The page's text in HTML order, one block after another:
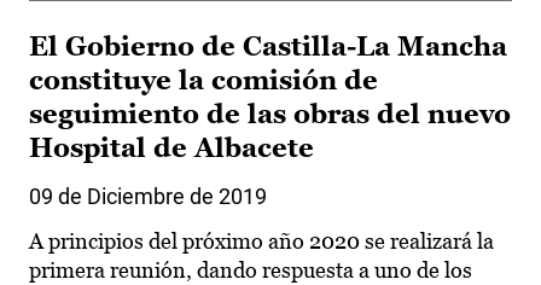
El Gobierno de Castilla-La Mancha
constituye la comisión de
seguimiento de las obras del nuevo
Hospital de Albacete
09 de Diciembre de 2019
A principios del próximo año 2020 se realizará la
primera reunión, dando respuesta a uno de los